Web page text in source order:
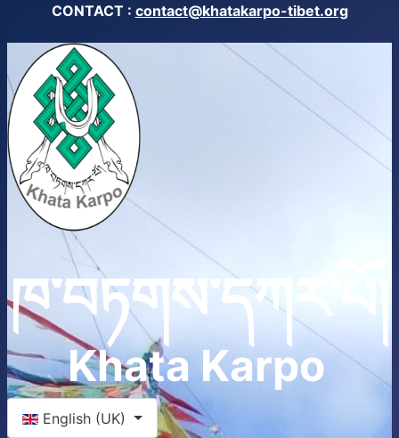
CONTACT : contact@khatakarpo-tibet.org
ཁ་བཏགས་དཀར་པོ།
Khata Karpo
Select your language
English (UK)